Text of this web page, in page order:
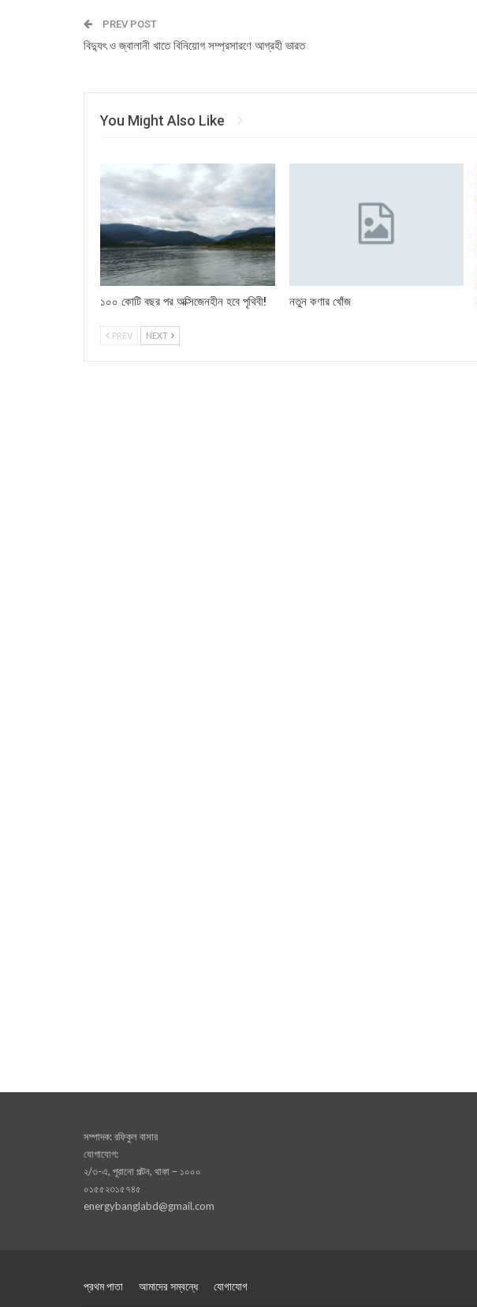
PREV POST
বিদ্যুৎ ও জ্বালানী খাতে বিনিয়োগ সম্প্রসারণে আগ্রহী ভারত
You Might Also Like
১০০ কোটি বছর পর অক্সিজেনহীন হবে পৃথিবী! নতুন কণার খোঁজ
PREV NEXT
সম্পাদক: রফিকুল বাসার
যোগাযোগ:
২/৩-এ, পূরানো পল্টন, থাকা – ১০০০
০১৫৫২৩১৫৭৪৫
energybanglabd@gmail.com
প্রথম পাতা আমাদের সম্বন্ধে যোগাযোগ